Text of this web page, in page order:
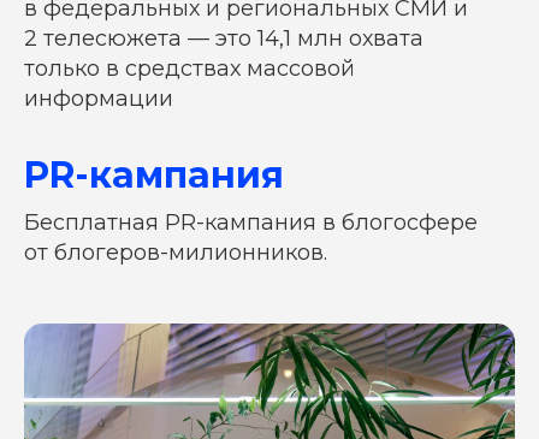
в федеральных и региональных СМИ и
2 телесюжета — это 14,1 млн охвата
только в средствах массовой
информации
PR-кампания
Бесплатная PR-кампания в блогосфере
от блогеров-милионников.